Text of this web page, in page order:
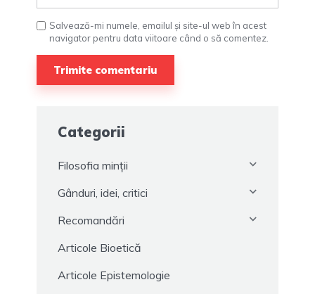
Salvează-mi numele, emailul și site-ul web în acest
navigator pentru data viitoare când o să comentez.
Categorii
Filosofia minții
Gânduri, idei, critici
Recomandări
Articole Bioetică
Articole Epistemologie